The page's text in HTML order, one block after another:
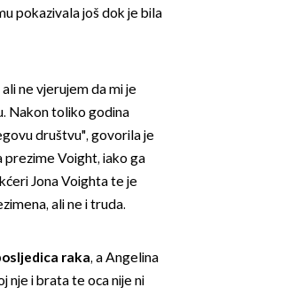
pokazivala još dok je bila
ne vjerujem da mi je
Nakon toliko godina
društvu", govorila je
prezime Voight, iako ga
Jona Voighta te je
ali ne i truda.
raka, a Angelina
nje i brata te oca nije ni